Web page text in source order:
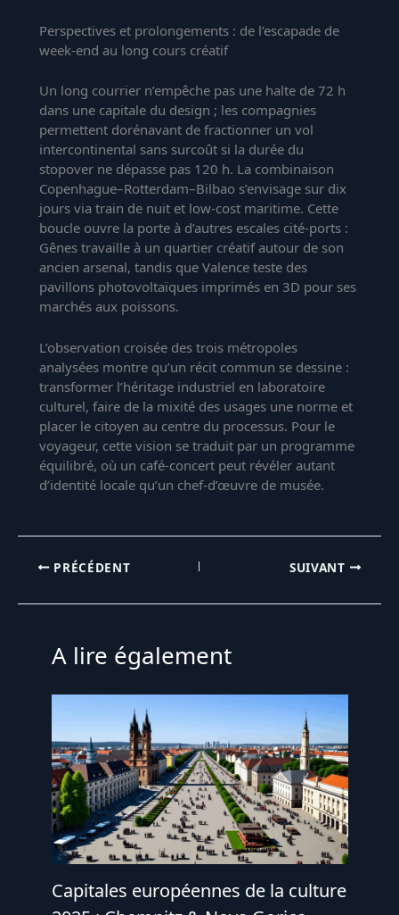
Perspectives et prolongements : de l’escapade de
week-end au long cours créatif
Un long courrier n’empêche pas une halte de 72 h
dans une capitale du design ; les compagnies
permettent dorénavant de fractionner un vol
intercontinental sans surcoût si la durée du
stopover ne dépasse pas 120 h. La combinaison
Copenhague–Rotterdam–Bilbao s’envisage sur dix
jours via train de nuit et low-cost maritime. Cette
boucle ouvre la porte à d’autres escales cité-ports :
Gênes travaille à un quartier créatif autour de son
ancien arsenal, tandis que Valence teste des
pavillons photovoltaïques imprimés en 3D pour ses
marchés aux poissons.
L’observation croisée des trois métropoles
analysées montre qu’un récit commun se dessine :
transformer l’héritage industriel en laboratoire
culturel, faire de la mixité des usages une norme et
placer le citoyen au centre du processus. Pour le
voyageur, cette vision se traduit par un programme
équilibré, où un café-concert peut révéler autant
d’identité locale qu’un chef-d’œuvre de musée.
PRÉCÉDENT SUIVANT
A lire également
Capitales européennes de la culture